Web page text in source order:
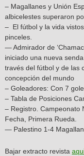
– Magallanes y Unión
albicelestes superaron
– El fútbol y la vida
pinceles.
— Admirador de
iniciado una nueva
través del fútbol y de las
concepción del mundo
– Goleadores: Con 7
– Tabla de Posiciones
– Registro. Campeonato
Fecha, Primera Rueda.
— Palestino 1-4
Bajar extracto revista